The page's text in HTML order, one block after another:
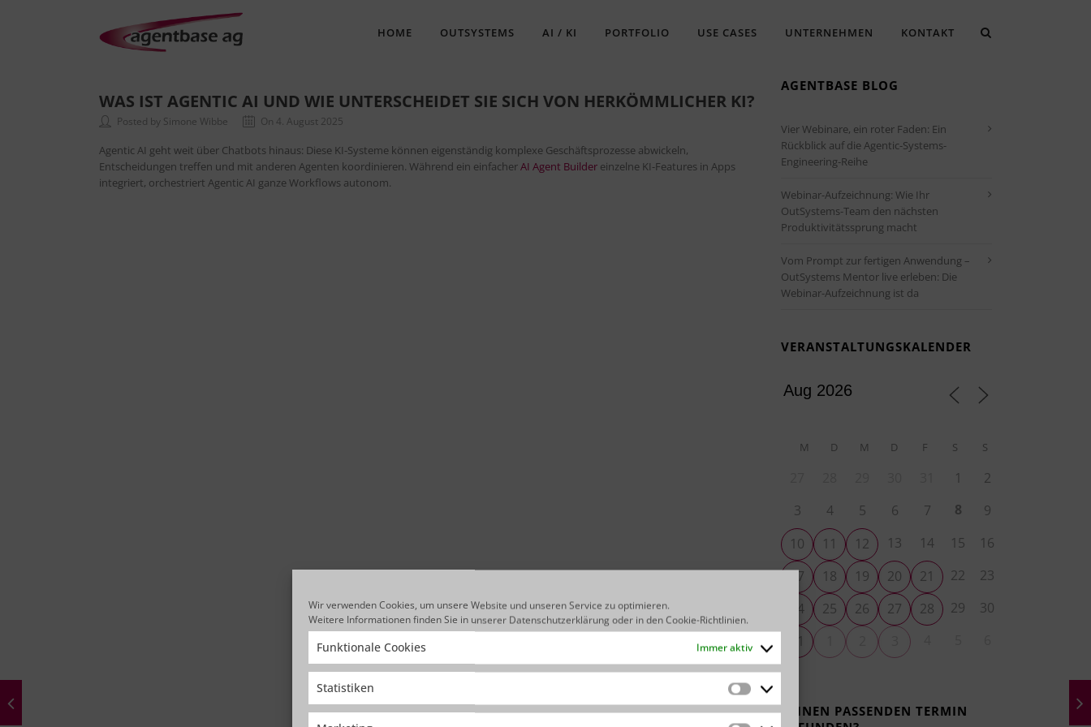
Wir verwenden Cookies, um unsere Website und unseren Service zu optimieren.
Weitere Informationen finden Sie in unserer Datenschutzerklärung oder in denCookie-Richtlinien.
Funktionale Cookies Immer aktiv
Statistiken Statistiken
HOME OUTSYSTEMS AI / KI PORTFOLIO USE CASES UNTERNEHMEN KONTAKT
WAS IST AGENTIC AI UND WIE UNTERSCHEIDET SIE SICH VON HERKÖMMLICHER KI?
Posted by Simone Wibbe On 4. August 2025
Agentic AI geht weit über Chatbots hinaus: Diese KI-Systeme können eigenständig komplexe Geschäftsprozesse abwickeln,
Entscheidungen treffen und mit anderen Agenten koordinieren. Während ein einfacherAI Agent Builder einzelne KI-Features in Apps
integriert, orchestriert Agentic AI ganze Workflows autonom.
AGENTBASE BLOG
Vier Webinare, ein roter Faden: Ein
Rückblick auf die Agentic-Systems-
Engineering-Reihe
Webinar-Aufzeichnung: Wie Ihr
OutSystems-Team den nächsten
Produktivitätssprung macht
Vom Prompt zur fertigen Anwendung –
OutSystems Mentor live erleben: Die
Webinar-Aufzeichnung ist da
VERANSTALTUNGSKALENDER
M D M D F S S
1
2
3
4 5 6 7 8
9
10
11 12 13 14 15
16
17
18 19 20 21 22
23
24
25 26 27 28 29
30
31
KEINEN PASSENDEN TERMIN